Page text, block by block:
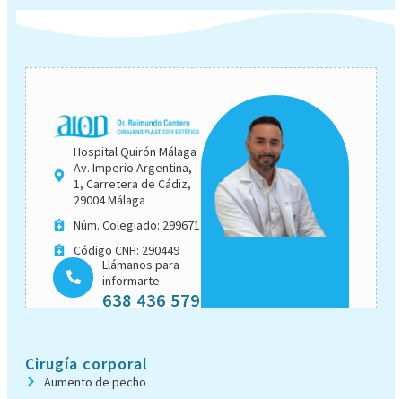
Hospital Quirón Málaga
Av. Imperio Argentina,
1, Carretera de Cádiz,
29004 Málaga
Núm. Colegiado: 299671
Código CNH: 290449
Llámanos para
informarte
638 436 579
Cirugía corporal
Aumento de pecho